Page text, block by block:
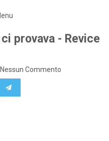
provava - Revice
Nessun Commento